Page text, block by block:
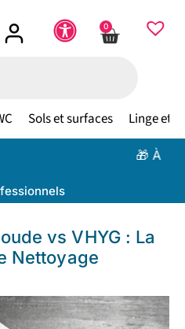
0
Sols et surfaces Linge et
🎁 À partir de
vs VHYG : La
Nettoyage